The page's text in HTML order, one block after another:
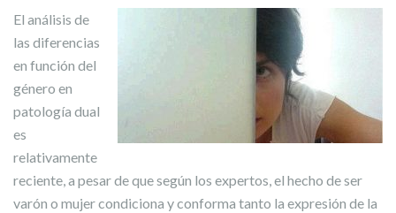
El análisis de
las diferencias
en función del
género en
patología dual
es
relativamente
reciente, a pesar de que según los expertos, el hecho de ser
varón o mujer condiciona y conforma tanto la expresión de la